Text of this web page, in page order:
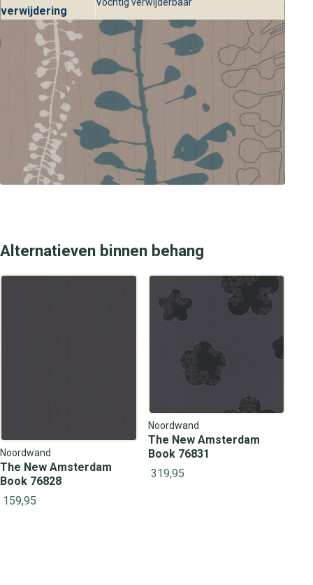
helpt je graag bij het kiezen van het perfecte behang voor
jouw interieur. Kom langs en ervaar zelf de kwaliteit en
service van behangplaza.
verwijdering
Vochtig verwijderbaar
Alternatieven binnen behang
Noordwand
The New Amsterdam
Book 76828
159,95
Noordwand
The New Amsterdam
Book 76831
319,95